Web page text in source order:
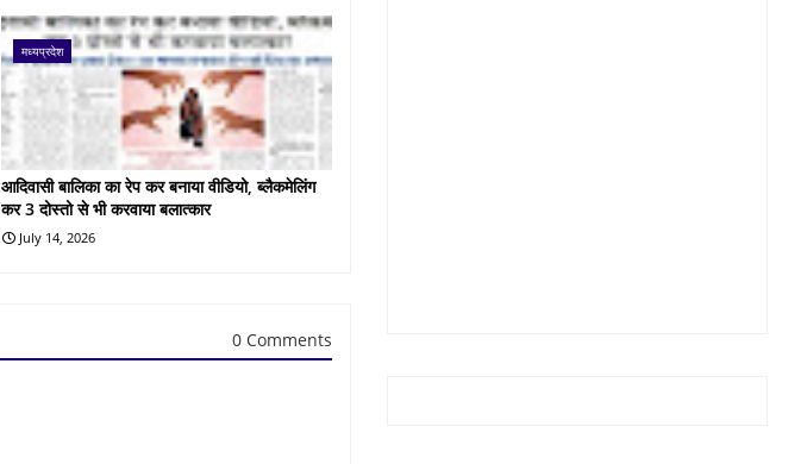
मध्यप्रदेश
आदिवासी बालिका का रेप कर बनाया वीडियो, ब्लैकमेलिंग
कर 3 दोस्तो से भी करवाया बलात्कार
July 14, 2026
0 Comments